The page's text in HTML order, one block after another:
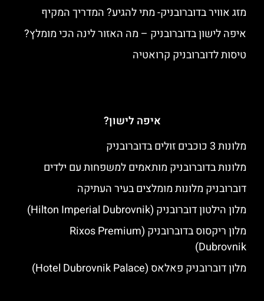
מזג אוויר בדוברובניק- מתי להגיע? המדריך המקיף
איפה לישון בדוברובניק – מה האזור לינה הכי מומלץ?
טיסות לדוברובניק קרואטיה
איפה לישון?
מלונות 3 כוכבים זולים בדוברובניק
מלונות בדוברובניק מותאמים למשפחות עם ילדים
דוברובניק מלונות מומלצים בעיר העתיקה
מלון הילטון דוברובניק (Hilton Imperial Dubrovnik)
מלון ריקסוס בדוברובניק (Rixos Premium
Dubrovnik)
מלון דוברובניק פאלאס (Hotel Dubrovnik Palace)